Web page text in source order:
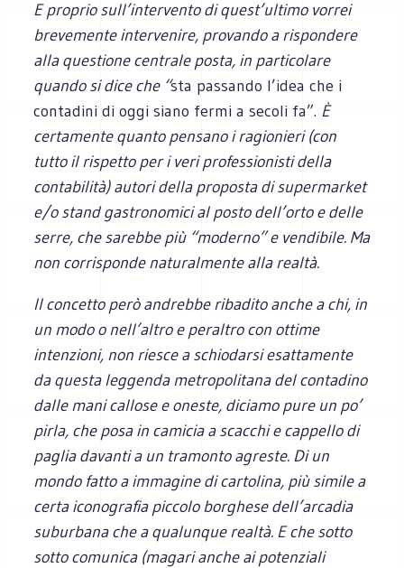
E proprio sull’intervento di quest’ultimo vorrei
brevemente intervenire, provando a rispondere
alla questione centrale posta, in particolare
quando si dice che “sta passando l’idea che i
contadini di oggi siano fermi a secoli fa”. È
certamente quanto pensano i ragionieri (con
tutto il rispetto per i veri professionisti della
contabilità) autori della proposta di supermarket
e/o stand gastronomici al posto dell’orto e delle
serre, che sarebbe più “moderno” e vendibile. Ma
non corrisponde naturalmente alla realtà.
Il concetto però andrebbe ribadito anche a chi, in
un modo o nell’altro e peraltro con ottime
intenzioni, non riesce a schiodarsi esattamente
da questa leggenda metropolitana del contadino
dalle mani callose e oneste, diciamo pure un po’
pirla, che posa in camicia a scacchi e cappello di
paglia davanti a un tramonto agreste. Di un
mondo fatto a immagine di cartolina, più simile a
certa iconografia piccolo borghese dell’arcadia
suburbana che a qualunque realtà. E che sotto
sotto comunica (magari anche ai potenziali